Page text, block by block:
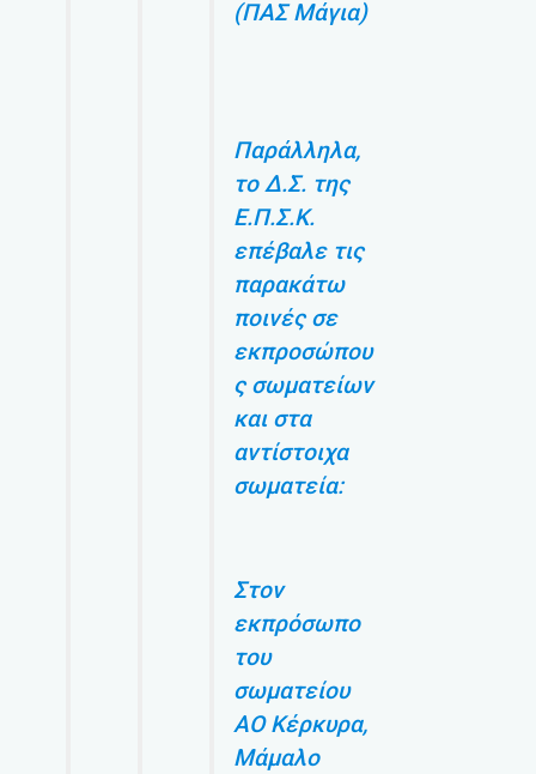
(ΠΑΣ Μάγια)
Παράλληλα,
το Δ.Σ. της
Ε.Π.Σ.Κ.
επέβαλε τις
παρακάτω
ποινές σε
εκπροσώπου
ς σωματείων
και στα
αντίστοιχα
σωματεία:
Στον
εκπρόσωπο
του
σωματείου
ΑO Κέρκυρα,
Μάμαλο